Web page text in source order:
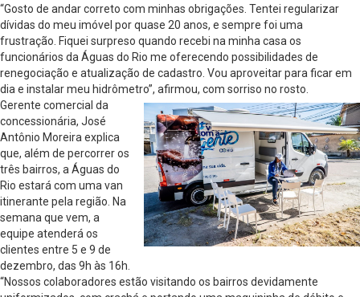
“Gosto de andar correto com minhas obrigações. Tentei regularizar
dívidas do meu imóvel por quase 20 anos, e sempre foi uma
frustração. Fiquei surpreso quando recebi na minha casa os
funcionários da Águas do Rio me oferecendo possibilidades de
renegociação e atualização de cadastro. Vou aproveitar para ficar em
dia e instalar meu hidrômetro”, afirmou, com sorriso no rosto.
Gerente comercial da
concessionária, José
Antônio Moreira explica
que, além de percorrer os
três bairros, a Águas do
Rio estará com uma van
itinerante pela região. Na
semana que vem, a
equipe atenderá os
clientes entre 5 e 9 de
dezembro, das 9h às 16h.
“Nossos colaboradores estão visitando os bairros devidamente